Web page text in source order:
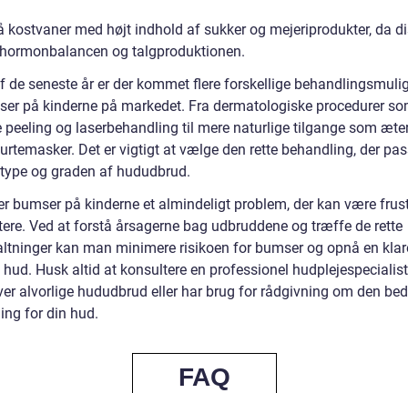
kostvaner med højt indhold af sukker og mejeriprodukter, da
og talgproduktionen.
de seneste år er der kommet flere forskellige
på kinderne på markedet. Fra dermatologiske procedurer
peeling og laserbehandling til mere naturlige tilgange som
Det er vigtigt at vælge den rette behandling, der
og graden af hududbrud.
bumser på kinderne et almindeligt problem, der kan være
Ved at forstå årsagerne bag udbruddene og træffe de rette
kan man minimere risikoen for bumser og opnå en
hud. Husk altid at konsultere en professionel
alvorlige hududbrud eller har brug for rådgivning om den
for din hud.
FAQ